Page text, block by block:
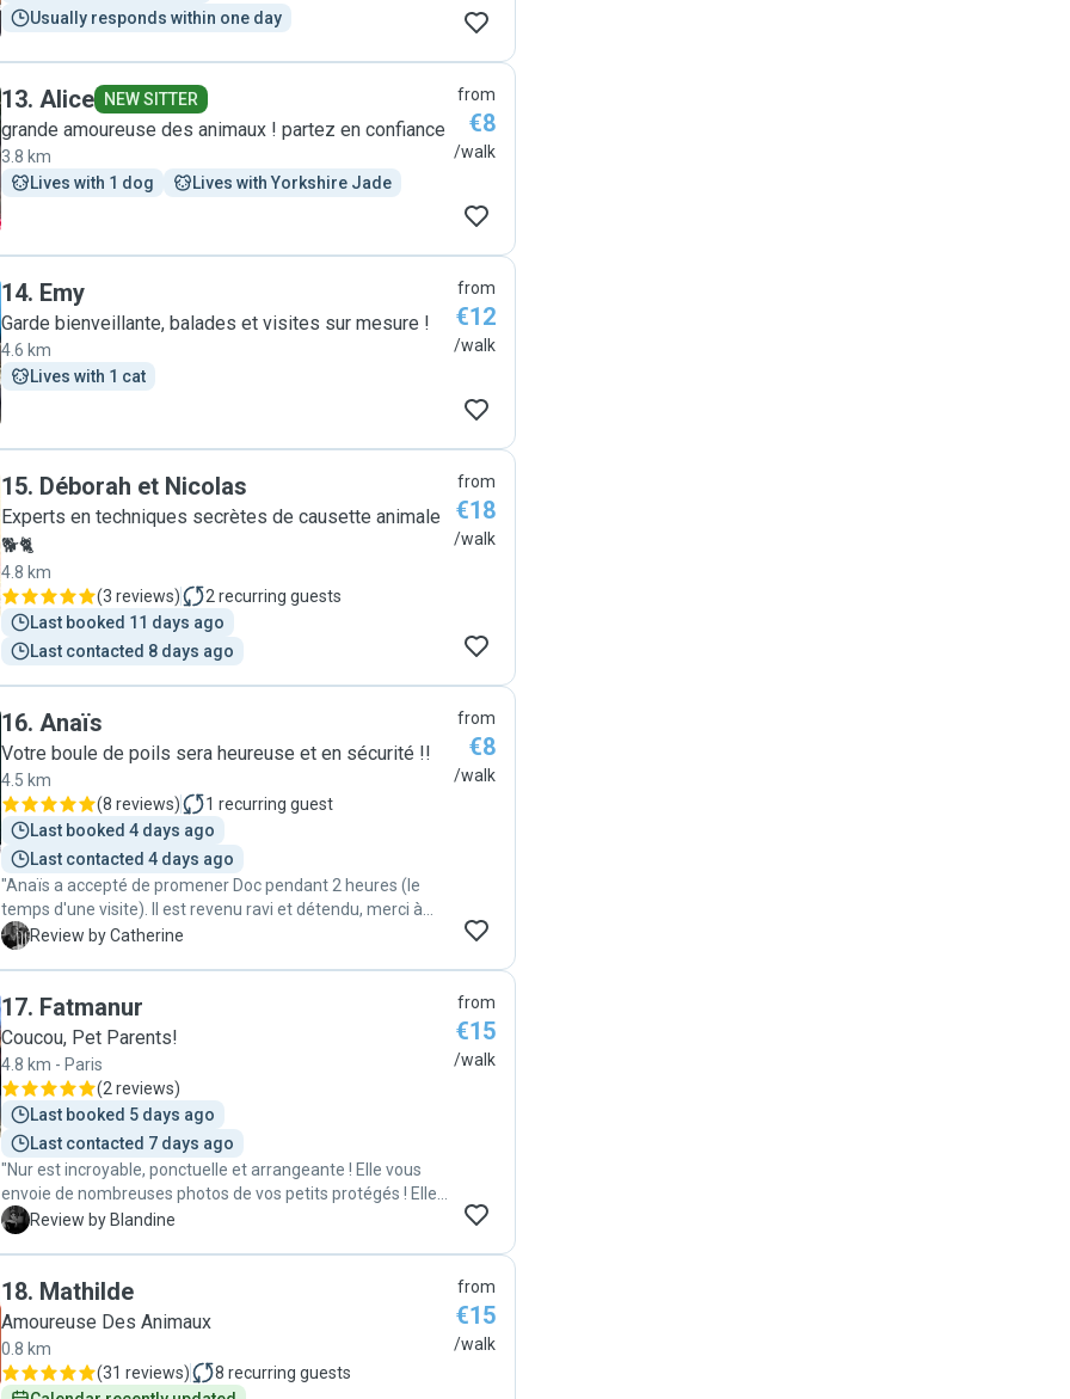
Usually responds within one day
13. Alice NEW SITTER
grande amoureuse des animaux ! partez en confiance
3.8 km
Lives with 1 dog
Lives with Yorkshire Jade
from
€8
/walk
14. Emy
Garde bienveillante, balades et visites sur mesure !
4.6 km
Lives with 1 cat
from
€12
/walk
15. Déborah et Nicolas
Experts en techniques secrètes de causette animale
🐕🐈
4.8 km
(3 reviews) 2 recurring guests
Last booked 11 days ago
Last contacted 8 days ago
from
€18
/walk
16. Anaïs
Votre boule de poils sera heureuse et en sécurité !!
4.5 km
(8 reviews) 1 recurring guest
Last booked 4 days ago
Last contacted 4 days ago
"Anaïs a accepté de promener Doc pendant 2 heures (le
temps d'une visite). Il est revenu ravi et détendu, merci à
elle. Très bon contact."
C Review by Catherine
from
€8
/walk
17. Fatmanur
Coucou, Pet Parents!
4.8 km - Paris
(2 reviews)
Last booked 5 days ago
Last contacted 7 days ago
"Nur est incroyable, ponctuelle et arrangeante ! Elle vous
envoie de nombreuses photos de vos petits protégés ! Elle
est douce, mon petit Max l’a absolument adoré ! ☀️"
B Review by Blandine
from
€15
/walk
18. Mathilde
Amoureuse Des Animaux
0.8 km
(31 reviews) 8 recurring guests
from
€15
/walk